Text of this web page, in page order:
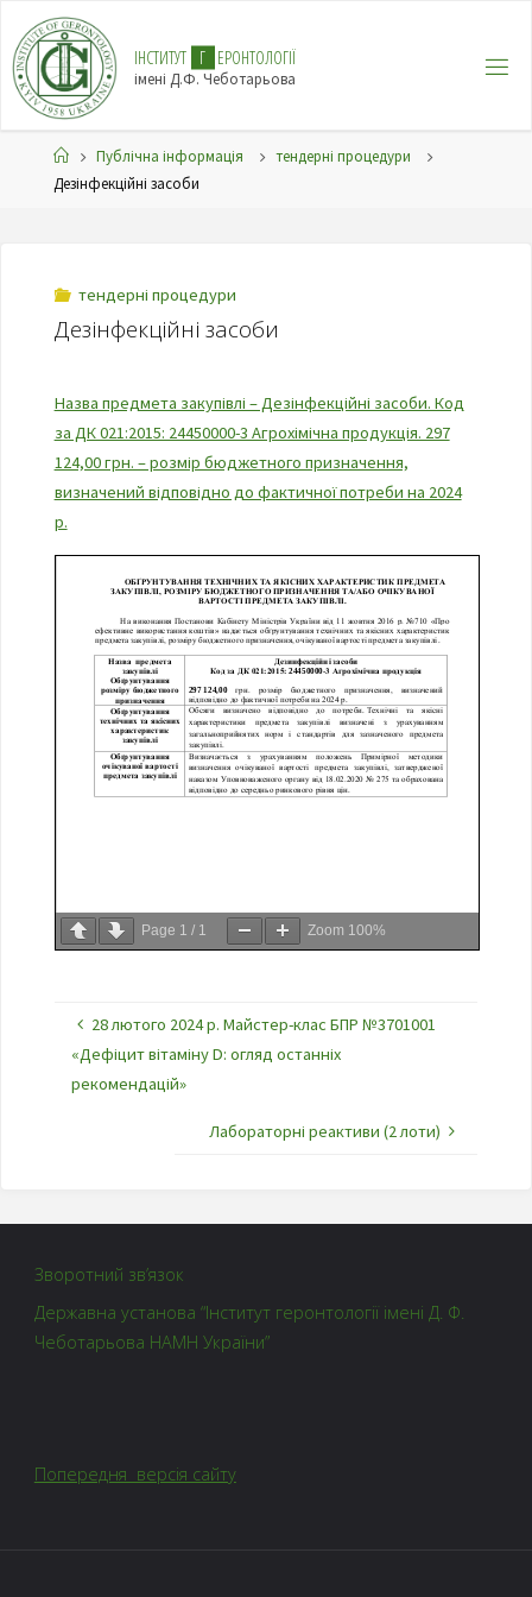
ІНСТИТУТ Г ЕРОНТОЛОГІЇ
імені Д.Ф. Чеботарьова
Публічна інформація
тендерні процедури
Дезінфекційні засоби
тендерні процедури
Дезінфекційні засоби
Назва предмета закупівлі – Дезінфекційні засоби. Код
за ДК 021:2015: 24450000-3 Агрохімічна продукція. 297
124,00 грн. – розмір бюджетного призначення,
визначений відповідно до фактичної потреби на 2024
р.
Page 1 / 1 Zoom 100%
28 лютого 2024 р. Майстер-клас БПР №3701001
«Дефіцит вітаміну D: огляд останніх
рекомендацій»
Лабораторні реактиви (2 лоти)
Зворотний зв’язок
Державна установа “Інститут геронтології імені Д. Ф.
Чеботарьова НАМН України”
Попередня версія сайту